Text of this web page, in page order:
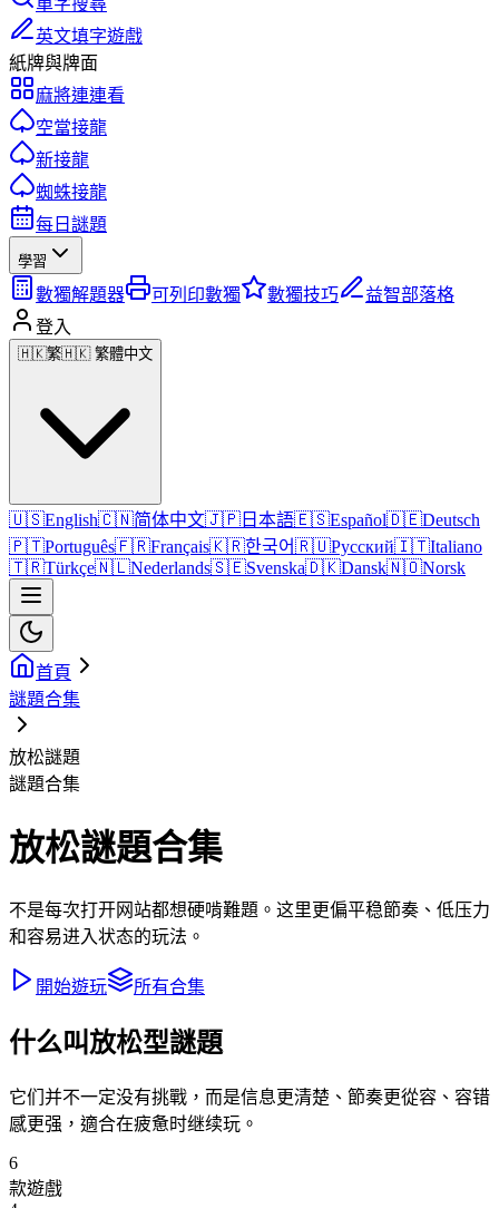
單字搜尋
英文填字遊戲
紙牌與牌面
麻將連連看
空當接龍
新接龍
蜘蛛接龍
每日謎題
學習
數獨解題器 可列印數獨 數獨技巧
益智部落格
登入
🇭🇰繁🇭🇰 繁體中文
🇺🇸English🇨🇳简体中文🇯🇵 日本語🇪🇸Español🇩🇪Deutsch
🇵🇹Português🇫🇷Français🇰🇷한국어🇷🇺Русский🇮🇹Italiano
🇹🇷Türkçe🇳🇱Nederlands🇸🇪Svenska🇩🇰Dansk🇳🇴Norsk
首頁
謎題合集
放松謎題
謎題合集
放松謎題合集
不是每次打开网站都想硬啃難題。这里更偏平稳節奏、低压力
和容易进入状态的玩法。
開始遊玩 所有合集
什么叫放松型謎題
它们并不一定没有挑戰，而是信息更清楚、節奏更從容、容错
感更强，適合在疲惫时继续玩。
6
款遊戲